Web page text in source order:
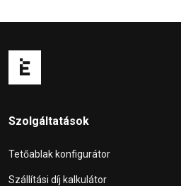
Szolgáltatások
Tetőablak konfigurátor
Szállítási díj kalkulátor